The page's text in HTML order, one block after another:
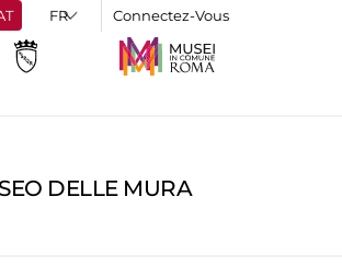
Connectez-Vous
DELLE MURA